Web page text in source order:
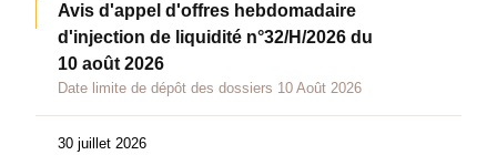
Avis d'appel d'offres hebdomadaire
d'injection de liquidité n°32/H/2026 du
10 août 2026
Date limite de dépôt des dossiers 10 Août 2026
30 juillet 2026